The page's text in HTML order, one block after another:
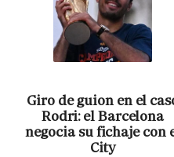
Giro de guion en el
Rodri: el Barcelona
negocia su fichaje con
City